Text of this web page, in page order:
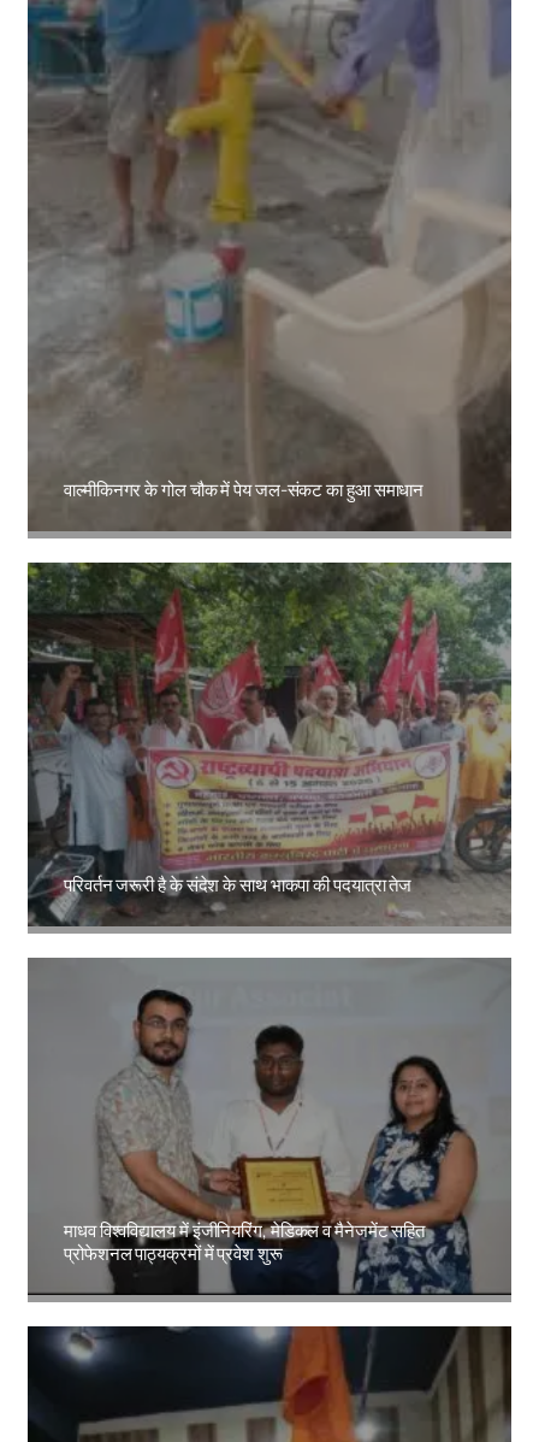
वाल्मीकिनगर के गोल चौक में पेय जल-संकट का हुआ समाधान
परिवर्तन जरूरी है के संदेश के साथ भाकपा की पदयात्रा तेज
Amit Lekh
माधव विश्वविद्यालय में इंजीनियरिंग, मेडिकल व मैनेजमेंट सहित
प्रोफेशनल पाठ्यक्रमों में प्रवेश शुरू
Amit Lekh